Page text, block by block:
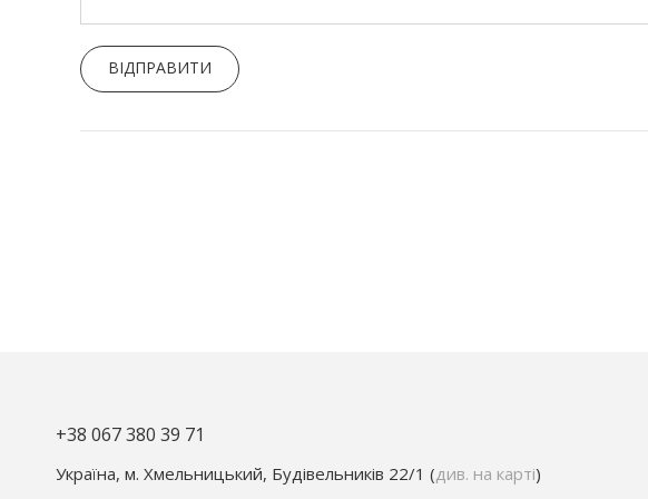
ВІДПРАВИТИ
+38 067 380 39 71
Україна, м. Хмельницький, Будівельників 22/1 (див. на карті)